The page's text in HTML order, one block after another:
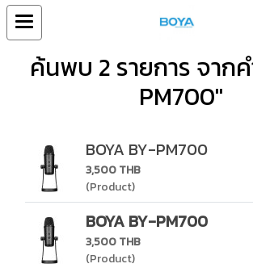
ค้นพบ 2 รายการ จาก
PM700"
BOYA BY-PM700
3,500 THB
(Product)
BOYA BY-PM700
3,500 THB
(Product)